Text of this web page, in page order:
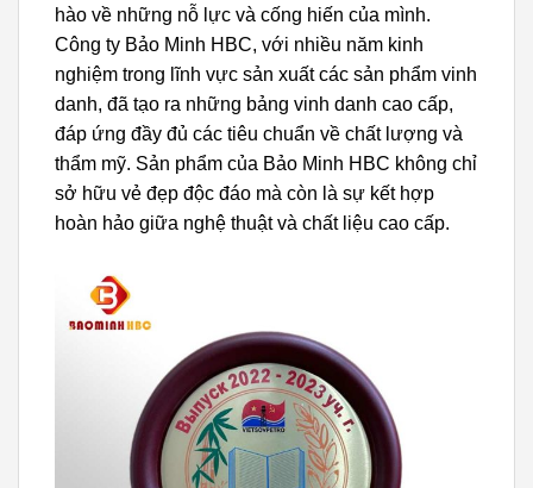
hào về những nỗ lực và cống hiến của mình.
Công ty Bảo Minh HBC, với nhiều năm kinh
nghiệm trong lĩnh vực sản xuất các sản phẩm vinh
danh, đã tạo ra những bảng vinh danh cao cấp,
đáp ứng đầy đủ các tiêu chuẩn về chất lượng và
thẩm mỹ. Sản phẩm của Bảo Minh HBC không chỉ
sở hữu vẻ đẹp độc đáo mà còn là sự kết hợp
hoàn hảo giữa nghệ thuật và chất liệu cao cấp.